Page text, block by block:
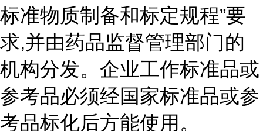
标准物质制备和标定规程”要
求,并由药品监督管理部门的
机构分发。企业工作标准品或
参考品必须经国家标准品或参
考品标化后方能使用。